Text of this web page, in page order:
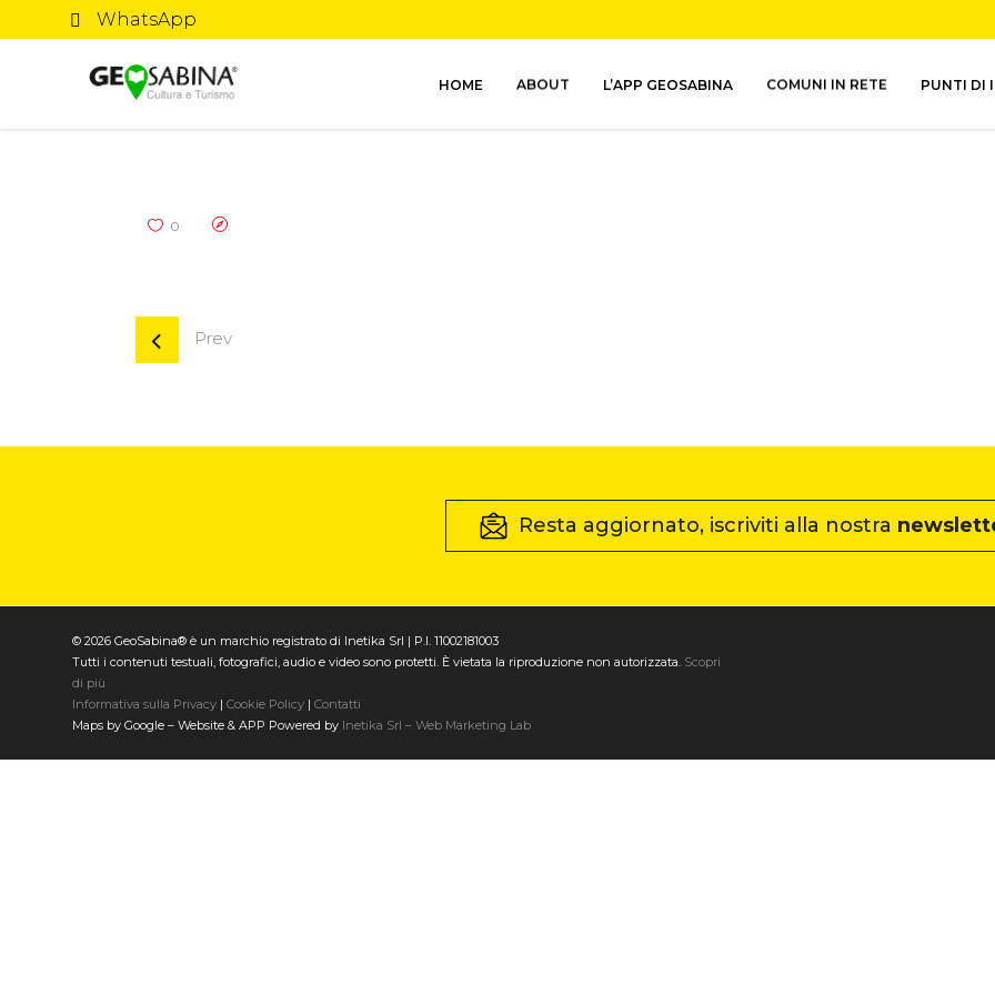
WhatsApp
HOME ABOUT L’APP GEOSABINA COMUNI IN RETE PUNTI DI
0
Prev
Resta aggiornato, iscriviti alla nostra
© 2026 GeoSabina® è un marchio registrato di Inetika Srl | P.I. 11002181003
Tutti i contenuti testuali, fotografici, audio e video sono protetti. È vietata la riproduzione non autorizzata. Scopri
di più
Informativa sulla Privacy | Cookie Policy | Contatti
Maps by Google – Website & APP Powered by Inetika Srl – Web Marketing Lab